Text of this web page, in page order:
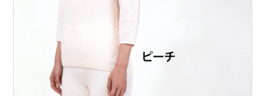
Washicool商品
JAXAコラボ商品
全商品一覧
アウター
その他
温活・ヘルスケア
全商品一覧